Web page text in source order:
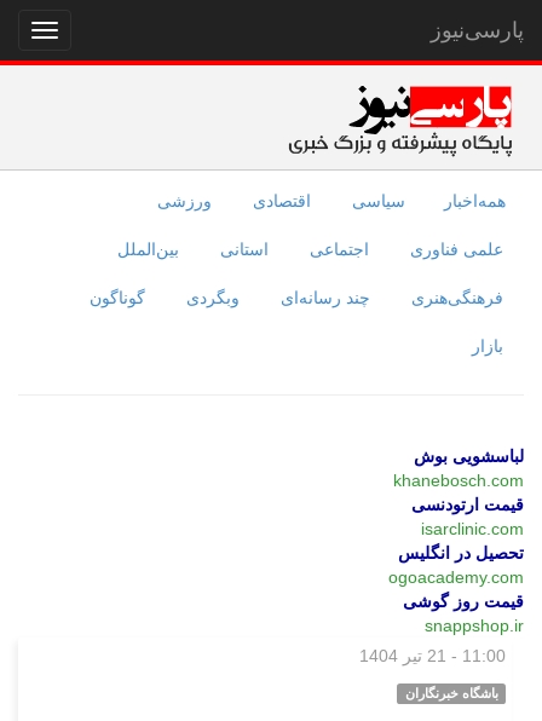
نمایش
منو
پارسی‌نیوز
همه‌اخبار سیاسی اقتصادی ورزشی
علمی فناوری اجتماعی استانی بین‌الملل
فرهنگی‌هنری چند رسانه‌ای وبگردی گوناگون
بازار
لباسشویی بوش
khanebosch.com
قیمت ارتودنسی
isarclinic.com
تحصیل در انگلیس
ogoacademy.com
قیمت روز گوشی
snappshop.ir
11:00 - 21 تیر 1404
باشگاه خبرنگاران